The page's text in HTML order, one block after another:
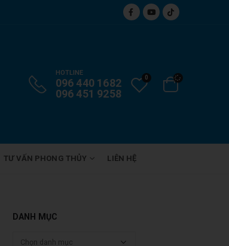
HOTLINE
096 440 1682
096 451 9258
0
TƯ VẤN PHONG THỦY LIÊN HỆ
DANH MỤC
Danh